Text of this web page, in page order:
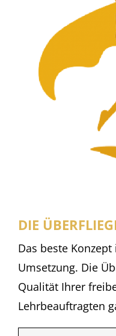
DIE
Das beste
Umsetzung. Die
Qualität Ihrer
Lehrbeauftragten